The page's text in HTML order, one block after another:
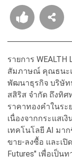
รายการ
สัมภาษณ์ คุณธนะเ
พัฒนาธุรกิจ บริษัท
สสิริส จำกัด ถึงทิศ
ราคาทองคำในระ
เนื่องจากกระแสเ
เทคโนโลยี AI ม
ขาย-ลงซื้อ และเปิ
Futures" เพื่อเป็น